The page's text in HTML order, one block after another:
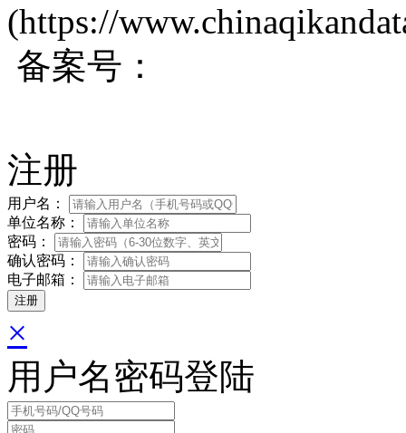
(https://
备案号：
注册
用户名：
单位名称：
密码：
确认密码：
电子邮箱：
×
用户名密码登陆